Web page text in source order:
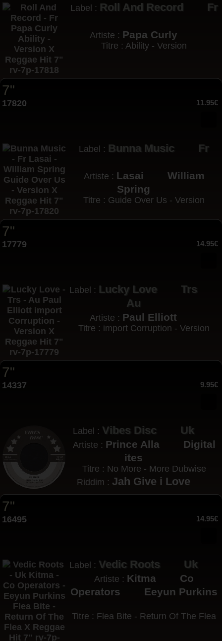
Label : Roll And Record Fr
Artiste : Papa Curly
Titre : Ability - Version
7"
17820 11.95€
Label : Bunna Music Fr
Artiste : Lasai
William
Spring
Titre : Guide Over Us - Version
7"
17779 14.95€
Label : Lucky Love
Trs
Au
Artiste : Paul Elliott
Titre : import Corruption - Version
7"
14337 9.95€
Label : Vibes Disc Uk
Artiste : Prince Alla
Digital
ites
Titre : No More - More Dubwise
Riddim : Jah Give i Love
7"
16495 14.95€
Label : Vedic Roots Uk
Artiste : Kitma
Co
Operators
Eeyun Purkins
Titre : Flea Bite - Return Of The Flea